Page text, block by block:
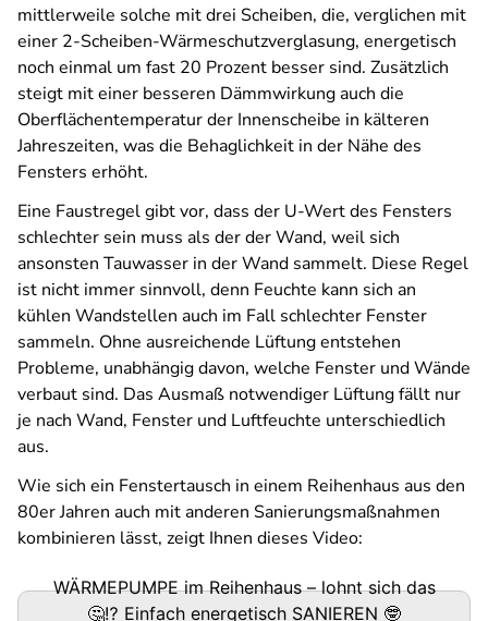
mittlerweile solche mit drei Scheiben, die, verglichen mit
einer 2-Scheiben-Wärmeschutzverglasung, energetisch
noch einmal um fast 20 Prozent besser sind. Zusätzlich
steigt mit einer besseren Dämmwirkung auch die
Oberflächentemperatur der Innenscheibe in kälteren
Jahreszeiten, was die Behaglichkeit in der Nähe des
Fensters erhöht.
Eine Faustregel gibt vor, dass der U-Wert des Fensters
schlechter sein muss als der der Wand, weil sich
ansonsten Tauwasser in der Wand sammelt. Diese Regel
ist nicht immer sinnvoll, denn Feuchte kann sich an
kühlen Wandstellen auch im Fall schlechter Fenster
sammeln. Ohne ausreichende Lüftung entstehen
Probleme, unabhängig davon, welche Fenster und Wände
verbaut sind. Das Ausmaß notwendiger Lüftung fällt nur
je nach Wand, Fenster und Luftfeuchte unterschiedlich
aus.
Wie sich ein Fenstertausch in einem Reihenhaus aus den
80er Jahren auch mit anderen Sanierungsmaßnahmen
kombinieren lässt, zeigt Ihnen dieses Video:
WÄRMEPUMPE im Reihenhaus – lohnt sich das
🤔⁉️ Einfach energetisch SANIEREN 🤓